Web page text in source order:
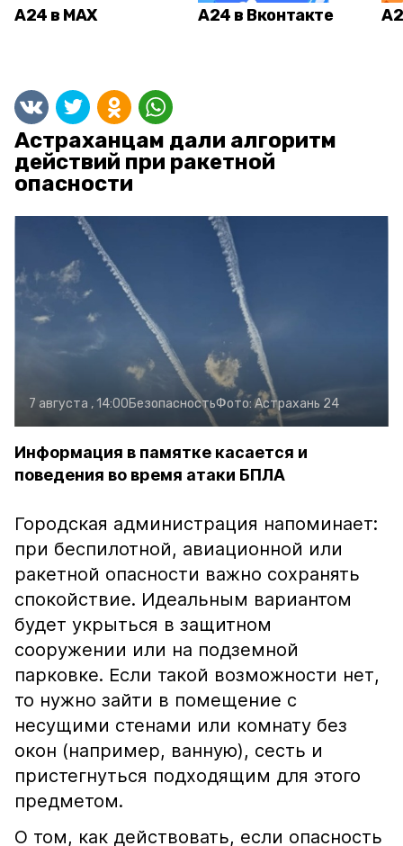
А24 в MAX А24 в Вконтакте
Астраханцам дали алгоритм
действий при ракетной
опасности
7 августа , 14:00БезопасностьФото: Астрахань 24
Информация в памятке касается и
поведения во время атаки БПЛА
Городская администрация напоминает:
при беспилотной, авиационной или
ракетной опасности важно сохранять
спокойствие. Идеальным вариантом
будет укрыться в защитном
сооружении или на подземной
парковке. Если такой возможности нет,
то нужно зайти в помещение с
несущими стенами или комнату без
окон (например, ванную), сесть и
пристегнуться подходящим для этого
предметом.
О том, как действовать, если опасность